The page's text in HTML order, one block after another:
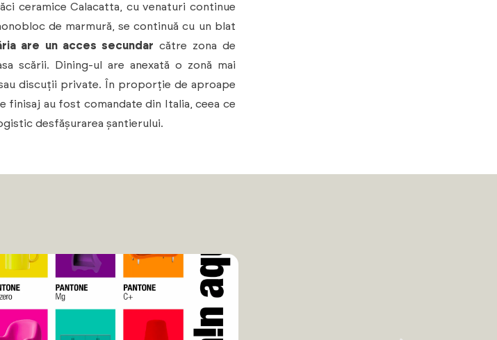
ceramice Calacatta, cu venaturi continue
de marmură, se continuă cu un blat
are un acces secundar către zona de
scării. Dining-ul are anexată o zonă mai
discuții private. În proporție de aproape
finisaj au fost comandate din Italia, ceea ce
desfășurarea șantierului.